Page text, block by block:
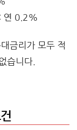
연 0.2%
금리가 모두 적
습니다.